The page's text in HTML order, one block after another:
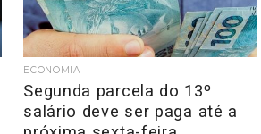
ECONOMIA
Segunda parcela do 13º
salário deve ser paga até a